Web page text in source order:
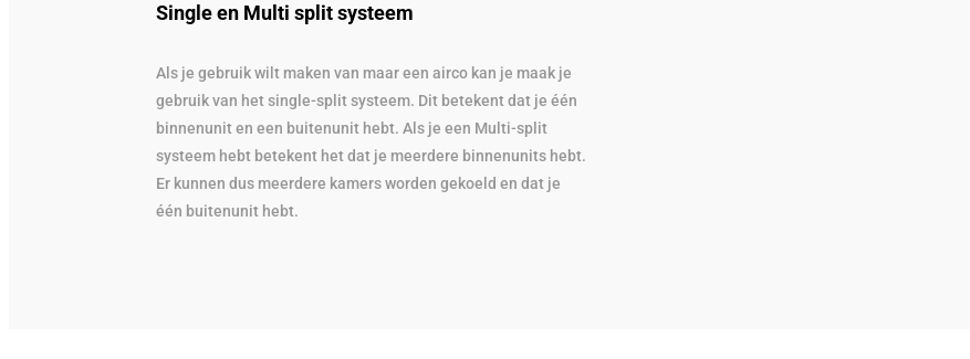
Single en Multi split systeem
Als je gebruik wilt maken van maar een airco kan je maak je
gebruik van het single-split systeem. Dit betekent dat je één
binnenunit en een buitenunit hebt. Als je een Multi-split
systeem hebt betekent het dat je meerdere binnenunits hebt.
Er kunnen dus meerdere kamers worden gekoeld en dat je
één buitenunit hebt.